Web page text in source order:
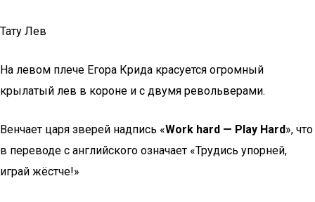
Тату Лев
На левом плече Егора Крида красуется огромный
крылатый лев в короне и с двумя револьверами.
Венчает царя зверей надпись «Work hard — Play Hard», что
в переводе с английского означает «Трудись упорней,
играй жёстче!»